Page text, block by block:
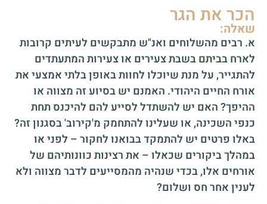
הכר את הגר
שאלה:
א. רבים מהשלוחים ואנ"ש מתבקשים לעיתים קרובות
לארח בביתם בשבת צעירים או צעירות המתעתדים
להתגייר, על מנת שיוכלו לחוות באופן בלתי אמצעי את
אורח החיים היהודי. האמנם יש בסיוע זה מצווה או
ההיפך? האם יש להשתדל לסייע להם להיכנס תחת
כנפי השכינה, או שעלינו להתחמק מ'קירוב' בסגנון זה?
באלו פרטים יש להתמקד בבואנו לחקור – לפני או
במהלך ביקורים שכאלו – את רצינות כוונותיהם של
אורחים אלו, בכדי שנהיה מהמסייעים לדבר מצווה ולא
לענין אחר חס ושלום?